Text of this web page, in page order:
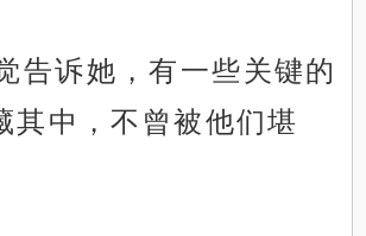
告诉她，有一些关键的
其中，不曾被他们堪